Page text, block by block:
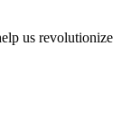
us revolutionize